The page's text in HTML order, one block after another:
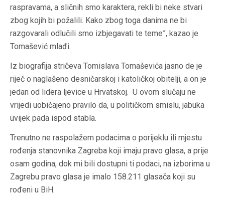
raspravama, a sličnih smo karaktera, rekli bi neke stvari
zbog kojih bi požalili. Kako zbog toga danima ne bi
razgovarali odlučili smo izbjegavati te teme”, kazao je
Tomašević mlađi.
Iz biografija stričeva Tomislava Tomaševića jasno de je
riječ o naglašeno desničarskoj i katoličkoj obitelji, a on je
jedan od lidera ljevice u Hrvatskoj. U ovom slučaju ne
vrijedi uobičajeno pravilo da, u političkom smislu, jabuka
uvijek pada ispod stabla.
Trenutno ne raspolažem podacima o porijeklu ili mjestu
rođenja stanovnika Zagreba koji imaju pravo glasa, a prije
osam godina, dok mi bili dostupni ti podaci, na izborima u
Zagrebu pravo glasa je imalo 158.211 glasača koji su
rođeni u BiH.